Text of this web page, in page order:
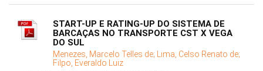
START-UP E RATING-UP DO SISTEMA DE
BARCAÇAS NO TRANSPORTE CST X VEGA
DO SUL
Menezes, Marcelo Telles de; Lima, Celso Renato de;
Filpo, Everaldo Luiz